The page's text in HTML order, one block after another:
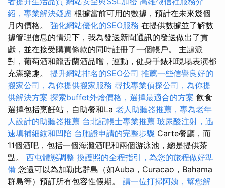
紹，專業解決疑慮 根據當前可用的數據，預計在未來幾個
月內價格。 強化網站優化的SEO服務 在提供數據並了解數
據管理信息的情況下，我為發送新聞通訊的發送做出了貢
獻，並在接受購買條款的同時註冊了一個帳戶。 主題派
對，葡萄酒和龍舌蘭酒品嚐，運動，健身手錶和現場表演都
充滿樂趣。 提升網站排名的SEO公司 推薦一些信譽良好的
搬家公司，為你提供搬家服務 尋找專業偵探公司，為你提
供解決方案 探索buffet外燴價格，選擇最適合的方案 飲食
選擇包括烹飪站，自助餐和La 老人助聽器推薦，專為老年
人設計的助聽器推薦 台北記帳士專業推薦 玻尿酸注射，迅
速填補細紋和凹陷 台胞證申請的完整步驟 Carte餐廳，而
11個酒吧，包括一個海灘酒吧和兩個游泳池，總是提供茶
點。 西屯體態調整 換護照的全程指引，為您的旅程做好準
備 您還可以為加勒比群島（如Auba，Curacao，Bahama
群島等）預訂所有包容性假期。 請一位打掃阿姨，幫您解